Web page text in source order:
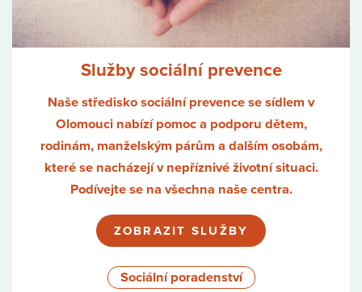
Služby sociální prevence
Naše středisko sociální prevence se sídlem v
Olomouci nabízí pomoc a podporu dětem,
rodinám, manželským párům a dalším osobám,
které se nacházejí v nepříznivé životní situaci.
Podívejte se na všechna naše centra.
ZOBRAZIT SLUŽBY
Sociální poradenství